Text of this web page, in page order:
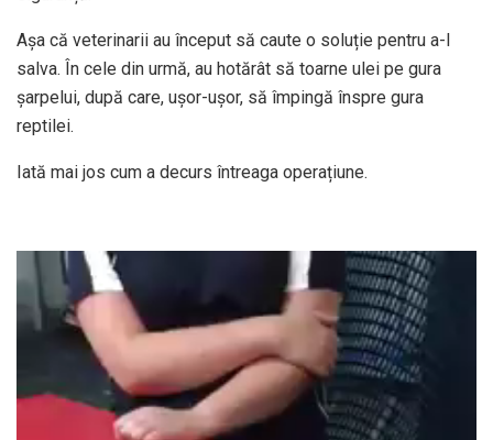
Așa că veterinarii au început să caute o soluție pentru a-l
salva. În cele din urmă, au hotărât să toarne ulei pe gura
șarpelui, după care, ușor-ușor, să împingă înspre gura
reptilei.
Iată mai jos cum a decurs întreaga operațiune.
Player